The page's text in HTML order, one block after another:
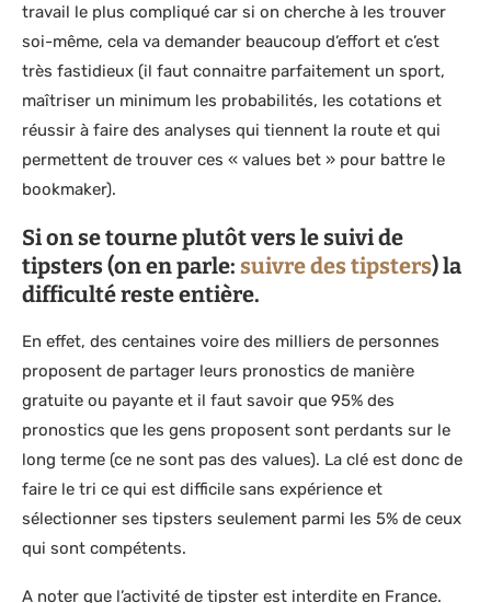
travail le plus compliqué car si on cherche à les trouver
soi-même, cela va demander beaucoup d’effort et c’est
très fastidieux (il faut connaitre parfaitement un sport,
maîtriser un minimum les probabilités, les cotations et
réussir à faire des analyses qui tiennent la route et qui
permettent de trouver ces « values bet » pour battre le
bookmaker).
Si on se tourne plutôt vers le suivi de
tipsters (on en parle: suivre des tipsters) la
difficulté reste entière.
En effet, des centaines voire des milliers de personnes
proposent de partager leurs pronostics de manière
gratuite ou payante et il faut savoir que 95% des
pronostics que les gens proposent sont perdants sur le
long terme (ce ne sont pas des values). La clé est donc de
faire le tri ce qui est difficile sans expérience et
sélectionner ses tipsters seulement parmi les 5% de ceux
qui sont compétents.
A noter que l’activité de tipster est interdite en France.